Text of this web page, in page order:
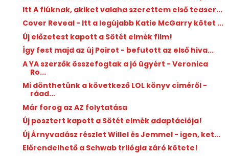
Itt A fiúknak, akiket valaha szerettem első teaser...
Cover Reveal - Itt a legújabb Katie McGarry kötet ...
Új előzetest kapott a Sötét elmék film!
Így fest majd az új Poirot - befutott az első hiva...
A YA szerzők összefogtak a jó ügyért - Veronica
Ro...
Mi dönthetünk a következő LOL könyv címéről -
ráad...
Már forog az AZ folytatása
Új posztert kapott a Sötét elmék adaptációja!
Új Árnyvadász részlet Willel és Jemmel - igen, ket...
Előrendelhető a Schwab trilógia záró kötete!